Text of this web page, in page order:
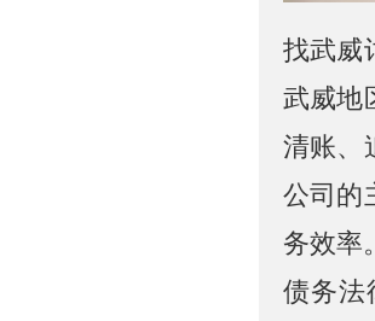
找武威
武威地
清账、
公司的
务效率
债务法